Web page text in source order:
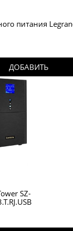
питания
ДОБАВИТЬ
SZ-